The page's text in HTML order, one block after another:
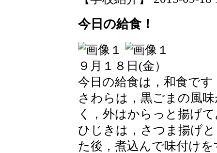
今日の給食！
９月１８日(金）
今日の給食は，和食です
さわらは，黒ごまの風
く，外はからっと揚げ
ひじきは，さつま揚げ
た後，煮込んで味付け